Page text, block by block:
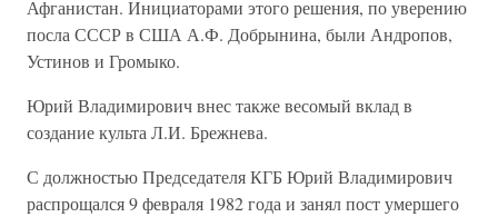
Афганистан. Инициаторами этого решения, по уверению
посла СССР в США А.Ф. Добрынина, были Андропов,
Устинов и Громыко.
Юрий Владимирович внес также весомый вклад в
создание культа Л.И. Брежнева.
С должностью Председателя КГБ Юрий Владимирович
распрощался 9 февраля 1982 года и занял пост умершего